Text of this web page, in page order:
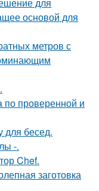
для
основой для
метров с
по проверенной и
для бесед.
-.
Chef.
заготовка